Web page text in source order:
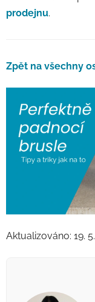
prodejnu.
Zpět na všechny
Aktualizováno: 19.